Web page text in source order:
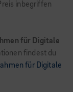
inbegriffen
für Digitale
findest du
für Digitale